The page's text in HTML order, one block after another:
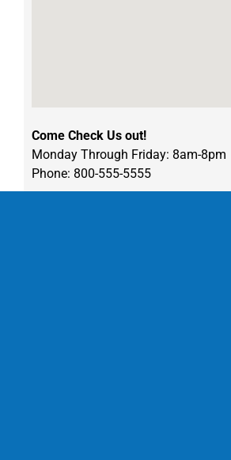
Come Check Us out!
Monday Through Friday: 8am-8pm
Phone: 800-555-5555